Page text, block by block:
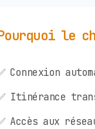
le
Connexion
Itinérance
Accès aux